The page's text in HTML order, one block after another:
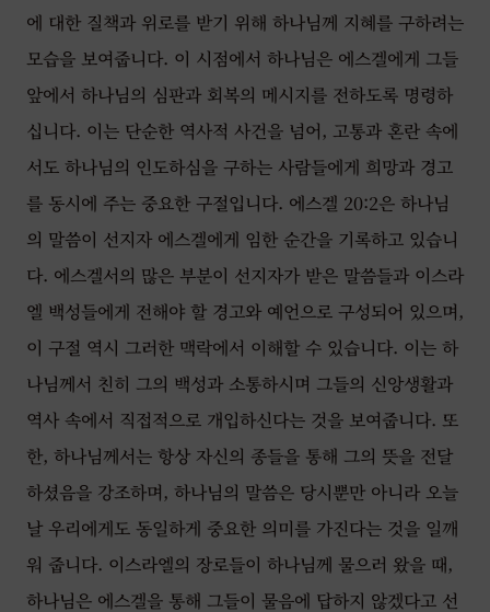
에 대한 질책과 위로를 받기 위해 하나님께 지혜를 구하려는
모습을 보여줍니다. 이 시점에서 하나님은 에스겔에게 그들
앞에서 하나님의 심판과 회복의 메시지를 전하도록 명령하
십니다. 이는 단순한 역사적 사건을 넘어, 고통과 혼란 속에
서도 하나님의 인도하심을 구하는 사람들에게 희망과 경고
를 동시에 주는 중요한 구절입니다. 에스겔 20:2은 하나님
의 말씀이 선지자 에스겔에게 임한 순간을 기록하고 있습니
다. 에스겔서의 많은 부분이 선지자가 받은 말씀들과 이스라
엘 백성들에게 전해야 할 경고와 예언으로 구성되어 있으며,
이 구절 역시 그러한 맥락에서 이해할 수 있습니다. 이는 하
나님께서 친히 그의 백성과 소통하시며 그들의 신앙생활과
역사 속에서 직접적으로 개입하신다는 것을 보여줍니다. 또
한, 하나님께서는 항상 자신의 종들을 통해 그의 뜻을 전달
하셨음을 강조하며, 하나님의 말씀은 당시뿐만 아니라 오늘
날 우리에게도 동일하게 중요한 의미를 가진다는 것을 일깨
워 줍니다. 이스라엘의 장로들이 하나님께 물으러 왔을 때,
하나님은 에스겔을 통해 그들이 물음에 답하지 않겠다고 선